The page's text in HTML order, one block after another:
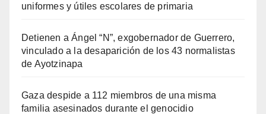
uniformes y útiles escolares de primaria
Detienen a Ángel “N”, exgobernador de Guerrero,
vinculado a la desaparición de los 43 normalistas
de Ayotzinapa
Gaza despide a 112 miembros de una misma
familia asesinados durante el genocidio